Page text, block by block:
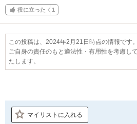
役に立った 1
この投稿は、2024年2月21日時点の情報です。
ご自身の責任のもと適法性・有用性を考慮し
たします。
マイリストに入れる